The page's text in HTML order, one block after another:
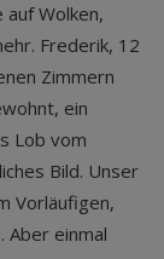
Wolken,
Frederik, 12
Zimmern
ein
Lob vom
Bild. Unser
Vorläufigen,
Aber einmal